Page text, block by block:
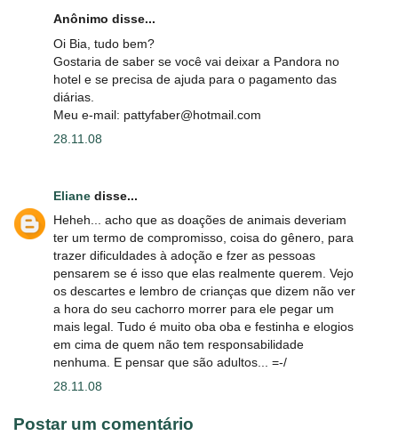
Anônimo disse...
Oi Bia, tudo bem?
Gostaria de saber se você vai deixar a Pandora no
hotel e se precisa de ajuda para o pagamento das
diárias.
Meu e-mail: pattyfaber@hotmail.com
28.11.08
Eliane disse...
Heheh... acho que as doações de animais deveriam
ter um termo de compromisso, coisa do gênero, para
trazer dificuldades à adoção e fzer as pessoas
pensarem se é isso que elas realmente querem. Vejo
os descartes e lembro de crianças que dizem não ver
a hora do seu cachorro morrer para ele pegar um
mais legal. Tudo é muito oba oba e festinha e elogios
em cima de quem não tem responsabilidade
nenhuma. E pensar que são adultos... =-/
28.11.08
Postar um comentário